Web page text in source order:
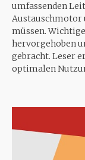
umfassenden
Austauschmotor
müssen.
hervorgehoben
gebracht. Leser
optimalen